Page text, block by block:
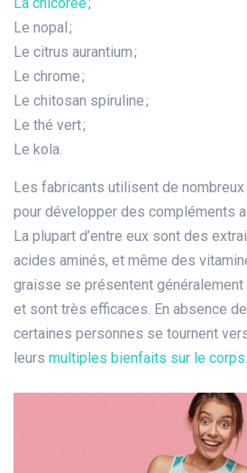
Le nopal ;
Le citrus aurantium ;
Le chrome ;
Le chitosan spiruline ;
Le thé vert ;
Le kola.
Les fabricants utilisent de
pour développer des compléments
La plupart d’entre eux sont des
acides aminés, et même des
graisse se présentent
et sont très efficaces. En absence
certaines personnes se tournent
leurs multiples bienfaits sur le corps